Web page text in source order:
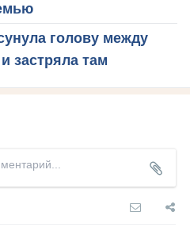
голову между
застряла там